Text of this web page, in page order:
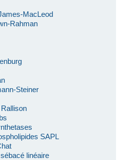
MacLeod
Rahman
Steiner
SAPL
linéaire